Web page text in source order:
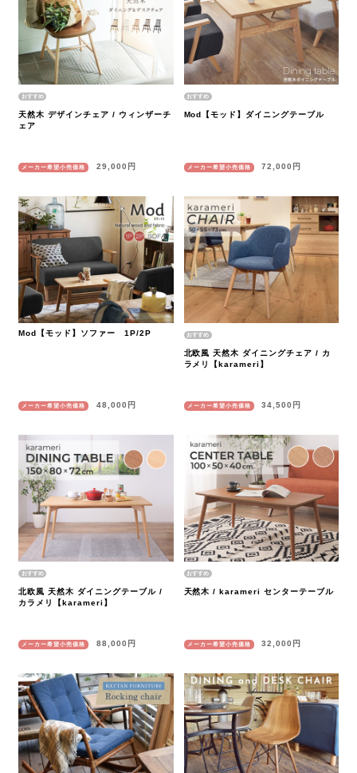
天然木 デザインチェア / ウィンザーチ
ェア
メーカー希望小売価格 29,000円
Mod【モッド】ダイニングテーブル
メーカー希望小売価格 72,000円
Mod【モッド】ソファー 1P/2P
メーカー希望小売価格 48,000円
北欧風 天然木 ダイニングチェア / カ
ラメリ【karameri】
メーカー希望小売価格 34,500円
北欧風 天然木 ダイニングテーブル /
カラメリ【karameri】
メーカー希望小売価格 88,000円
天然木 / karameri センターテーブル
メーカー希望小売価格 32,000円